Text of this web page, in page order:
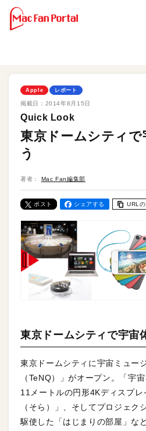
Apple レポート
掲載日： 2014年8月15日
Quick Look
東京ドームシティで
う
著者： Mac Fan編集部
ポスト シェアする URL
東京ドームシティで宇宙
東京ドームシティに宇宙ミュー
（TeNQ）」がオープン。「宇
11メートルの円形4Kディスプ
（そら）」、そしてプロジェク
駆使した「はじまりの部屋」な